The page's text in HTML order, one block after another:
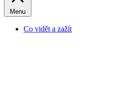
Menu
Co vidět a zažít